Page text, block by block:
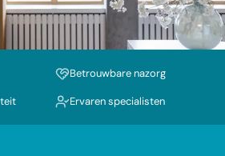
Betrouwbare nazorg
Ervaren specialisten